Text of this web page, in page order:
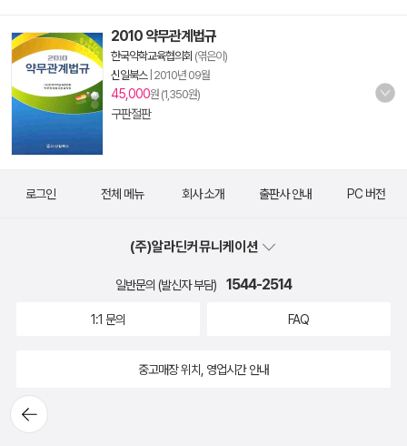
2010 약무관계법규
한국약학교육협의회 (엮은이)
신일북스| 2010년 09월
45,000원 (1,350원)
구판절판
뒤로가
기
로그인 전체 메뉴 회사 소개 출판사 안내 PC 버전
(주)알라딘커뮤니케이션
일반문의 (발신자 부담) 1544-2514
1:1 문의 FAQ
중고매장 위치, 영업시간 안내